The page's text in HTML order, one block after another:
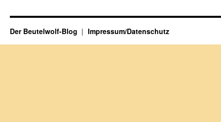
Der Beutelwolf-Blog Impressum/Datenschutz